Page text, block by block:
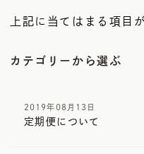
上記に当てはまる項目
カテゴリーから選ぶ
2019年08月13日
定期便について